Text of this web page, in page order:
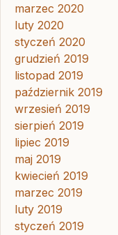
marzec 2020
luty 2020
styczeń 2020
grudzień 2019
listopad 2019
październik 2019
wrzesień 2019
sierpień 2019
lipiec 2019
maj 2019
kwiecień 2019
marzec 2019
luty 2019
styczeń 2019